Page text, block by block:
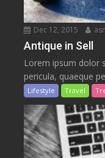
Dec 12, 2015
Antique in Sell
Lorem ipsum dolor
pericula, quaeque
Lifestyle Travel